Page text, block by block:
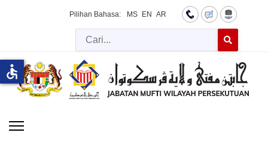
Pilihan Bahasa: MS EN AR
Cari
accessible